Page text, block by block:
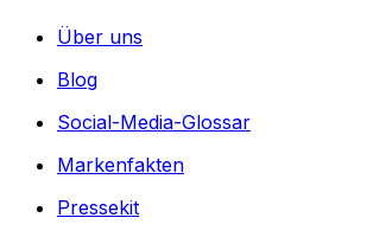
Über uns
Blog
Social-Media-Glossar
Markenfakten
Pressekit